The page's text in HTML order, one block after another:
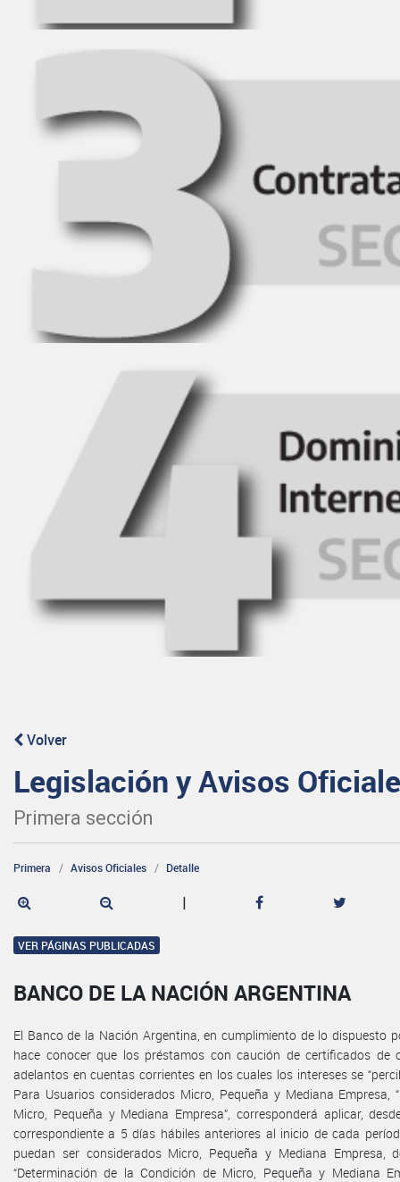
Volver
Legislación y Avisos
Primera sección
Primera Avisos Oficiales Detalle
|
VER PÁGINAS PUBLICADAS
BANCO DE LA NACIÓN ARGENTINA
El Banco de la Nación Argentina, en cumplimiento de lo dispuesto
hace conocer que los préstamos con caución de certificados
adelantos en cuentas corrientes en los cuales los intereses se
Para Usuarios considerados Micro, Pequeña y Mediana Empresa,
Micro, Pequeña y Mediana Empresa”, corresponderá aplicar,
correspondiente a 5 días hábiles anteriores al inicio de cada
puedan ser considerados Micro, Pequeña y Mediana
“Determinación de la Condición de Micro, Pequeña y Mediana